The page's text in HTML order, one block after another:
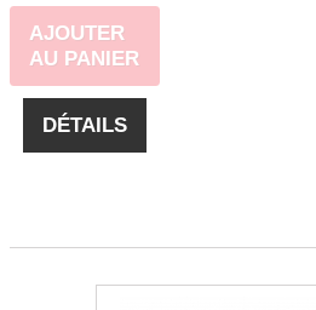
AJOUTER
AU PANIER
DÉTAILS